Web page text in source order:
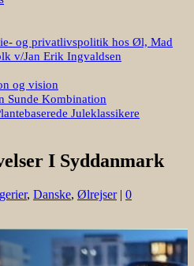
og privatlivspolitik hos Øl, Mad
v/Jan Erik Ingvaldsen
og vision
Sunde Kombination
Juleklassikere
I Syddanmark
, Danske, Ølrejser| 0